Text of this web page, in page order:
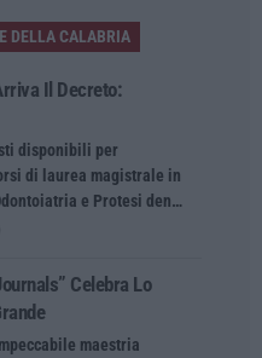
DELLA CALABRIA
Il Decreto:
disponibili per
di laurea magistrale in
e Protesi den…
Celebra Lo
maestria